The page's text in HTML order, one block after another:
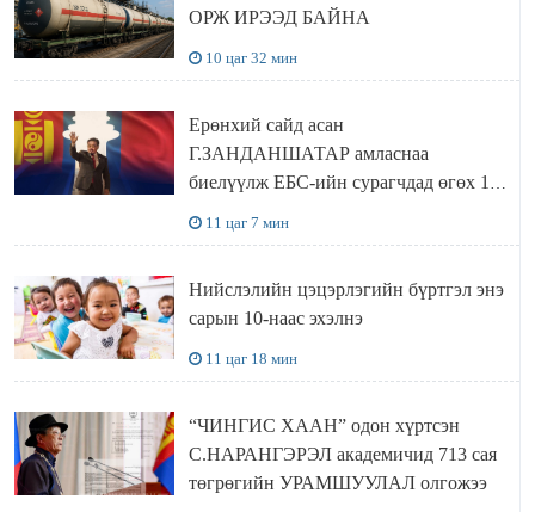
ОРЖ ИРЭЭД БАЙНА
10 цаг 32 мин
Ерөнхий сайд асан
Г.ЗАНДАНШАТАР амласнаа
биелүүлж ЕБС-ийн сурагчдад өгөх 10.
11 цаг 7 мин
Нийслэлийн цэцэрлэгийн бүртгэл энэ
сарын 10-наас эхэлнэ
11 цаг 18 мин
“ЧИНГИС ХААН” одон хүртсэн
С.НАРАНГЭРЭЛ академичид 713 сая
төгрөгийн УРАМШУУЛАЛ олгожээ